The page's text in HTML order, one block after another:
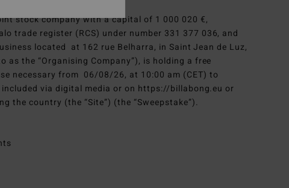
stock company with a capital of 1 000 020 €,
trade register (RCS) under number 331 377 036, and
located at 162 rue Belharra, in Saint Jean de Luz,
as the “Organising Company”), is holding a free
necessary from 06/08/26, at 10:00 am (CET) to
via digital media or on https://billabong.eu or
the country (the “Site”) (the “Sweepstake”).